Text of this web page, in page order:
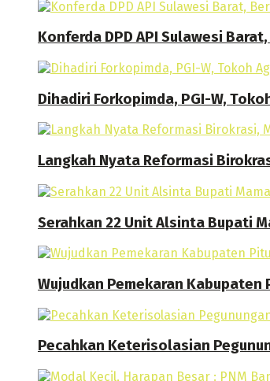
Konferda DPD API Sulawesi
Dihadiri Forkopimda, PGI-W,
Langkah Nyata Reformasi
Serahkan 22 Unit Alsinta Bupati
Wujudkan Pemekaran
Pecahkan Keterisolasian